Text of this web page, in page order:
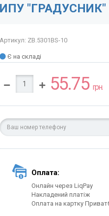
Артикул: ZB.5301BS-10
Є на складі
55.75 грн.
Оплата:
Онлайн через LiqPay
Накладений платіж
Оплата на картку